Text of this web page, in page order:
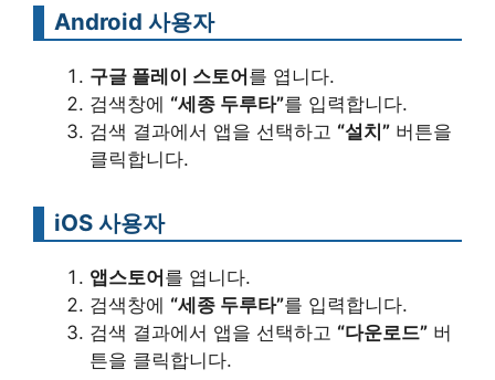
Android 사용자
구글 플레이 스토어 를 엽니다.
검색창에 “세종 두루타”를 입력합니다.
검색 결과에서 앱을 선택하고 “설치” 버튼을
클릭합니다.
iOS 사용자
앱스토어 를 엽니다.
검색창에 “세종 두루타”를 입력합니다.
검색 결과에서 앱을 선택하고 “다운로드” 버
튼을 클릭합니다.